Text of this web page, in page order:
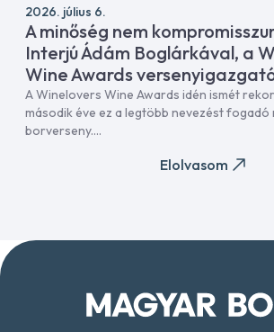
2026. július 6.
A minőség nem
Interjú Ádám Boglárkával, a
Wine Awards
A Winelovers Wine Awards idén ismét
második éve ez a legtöbb nevezést fogadó
borverseny....
Elolvasom